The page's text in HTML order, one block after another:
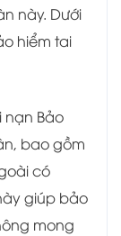
này. Dưới
hiểm tai
nạn Bảo
bao gồm
có
giúp bảo
mong